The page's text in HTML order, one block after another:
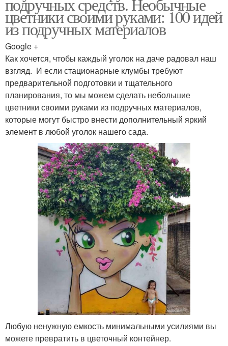
подручных средств. Необычные
цветники своими руками: 100 идей
из подручных материалов
Google +
Как хочется, чтобы каждый уголок на даче радовал наш
взгляд. И если стационарные клумбы требуют
предварительной подготовки и тщательного
планирования, то мы можем сделать небольшие
цветники своими руками из подручных материалов,
которые могут быстро внести дополнительный яркий
элемент в любой уголок нашего сада.
Любую ненужную емкость минимальными усилиями вы
можете превратить в цветочный контейнер.